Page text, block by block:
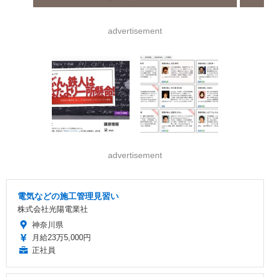
advertisement
advertisement
電気などの施工管理見習い
株式会社光陽電業社
神奈川県
月給23万5,000円
正社員